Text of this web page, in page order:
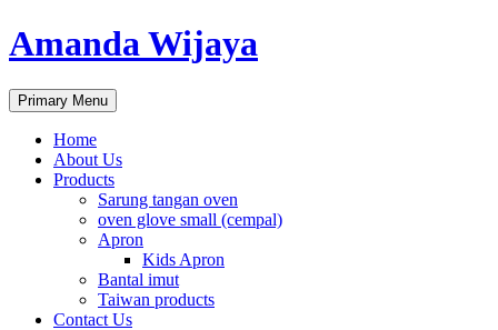
Amanda Wijaya
Search
Primary Menu Skip
to
Home
About Us
Products
Sarung tangan oven
oven glove small (cempal)
Apron
Kids Apron
Bantal imut
Taiwan products
Contact Us